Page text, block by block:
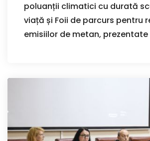
poluanții climatici cu durată
viață și Foii de parcurs pentru
emisiilor de metan,